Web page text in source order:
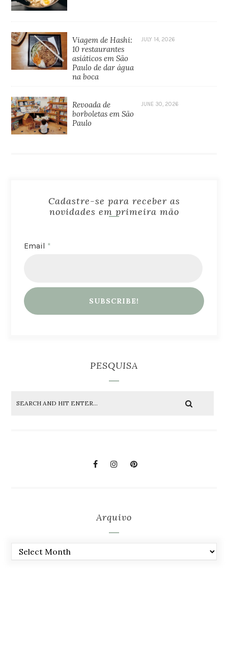
Viagem de Hashi:
10 restaurantes
asiáticos em São
Paulo de dar água
na boca
JULY 14, 2026
Revoada de
borboletas em São
Paulo
JUNE 30, 2026
Cadastre-se para receber as
novidades em primeira mão
Email *
PESQUISA
Arquivo